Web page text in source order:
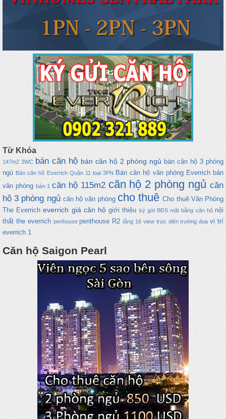
Từ Khóa
147m2 3WC bán căn hộ bán căn hộ 2 phòng ngủ bán căn hộ 3 phòng
ngủ Bán căn hô Everrich Quận 11 loại 3PN Bán căn hộ văn phòng Everrich bán
văn phòng bán-1 căn hộ 115m2 căn hộ 2 phòng ngủ căn
hộ 3 phòng ngủ căn hộ văn phòng cho thuê Cho thuê Văn Phòng
The Everrich everrich giá căn hộ giới thiệu ký gửi BĐS mặt bằng căn hộ nội
thất the everrich penhouse penthouse R2 tầng 16 view trực diện trường đua vị trí
everrich 1
Căn hộ Saigon Pearl